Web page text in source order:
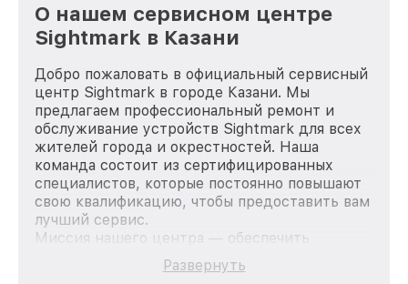
О нашем сервисном центре
Sightmark в Казани
Добро пожаловать в официальный сервисный
центр Sightmark в городе Казани. Мы
предлагаем профессиональный ремонт и
обслуживание устройств Sightmark для всех
жителей города и окрестностей. Наша
команда состоит из сертифицированных
специалистов, которые постоянно повышают
свою квалификацию, чтобы предоставить вам
лучший сервис.
Миссия нашего центра — обеспечить
качественный и доступный ремонт для
каждого пользователя продукции Sightmark,
Развернуть